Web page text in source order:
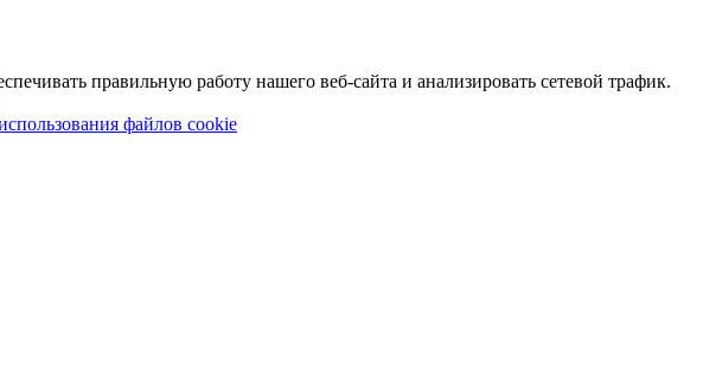
правильную работу нашего веб-сайта и анализировать сетевой трафик.
файлов cookie